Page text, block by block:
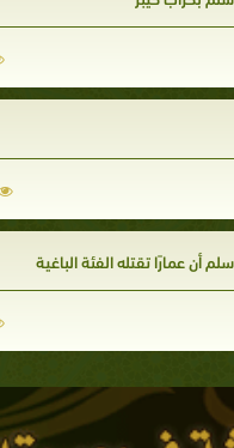
أن عمارًا تقتله الفئة الباغية